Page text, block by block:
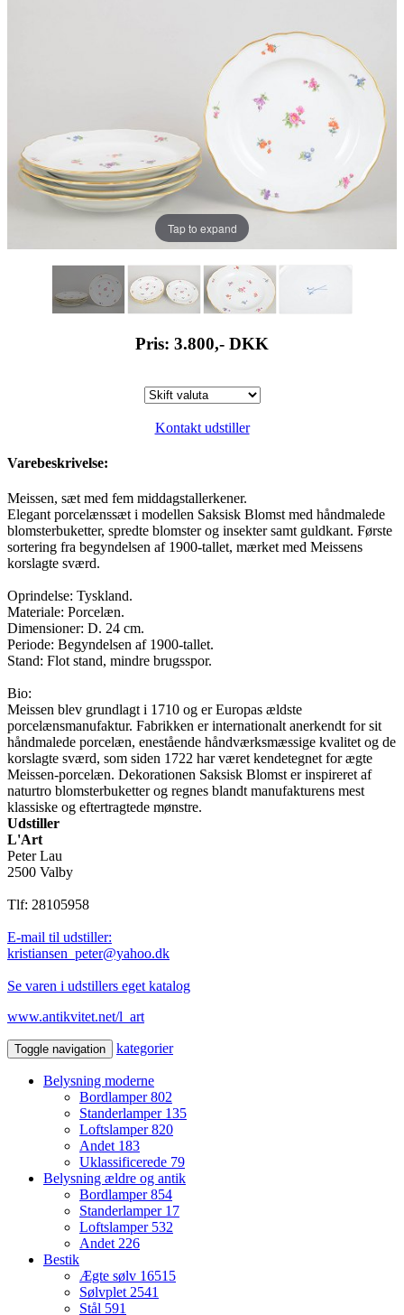
Tap to expand
Pris: 3.800,- DKK
Kontakt udstiller
Varebeskrivelse:
Meissen, sæt med fem middagstallerkener.
Elegant porcelænssæt i modellen Saksisk Blomst med håndmalede
blomsterbuketter, spredte blomster og insekter samt guldkant. Første
sortering fra begyndelsen af 1900-tallet, mærket med Meissens
korslagte sværd.
Oprindelse: Tyskland.
Materiale: Porcelæn.
Dimensioner: D. 24 cm.
Periode: Begyndelsen af 1900-tallet.
Stand: Flot stand, mindre brugsspor.
Bio:
Meissen blev grundlagt i 1710 og er Europas ældste
porcelænsmanufaktur. Fabrikken er internationalt anerkendt for sit
håndmalede porcelæn, enestående håndværksmæssige kvalitet og de
korslagte sværd, som siden 1722 har været kendetegnet for ægte
Meissen-porcelæn. Dekorationen Saksisk Blomst er inspireret af
naturtro blomsterbuketter og regnes blandt manufakturens mest
klassiske og eftertragtede mønstre.
Udstiller
L'Art
Peter Lau
2500 Valby
Tlf: 28105958
E-mail til udstiller:
kristiansen_peter@yahoo.dk
Se varen i udstillers eget katalog
www.antikvitet.net/l_art
Toggle navigation kategorier
Belysning moderne
Bordlamper802
Standerlamper 135
Loftslamper820
Andet 183
Uklassificerede 79
Belysning ældre og antik
Bordlamper854
Standerlamper 17
Loftslamper 532
Andet226
Bestik
Ægte sølv 16515
Sølvplet2541
Stål 591